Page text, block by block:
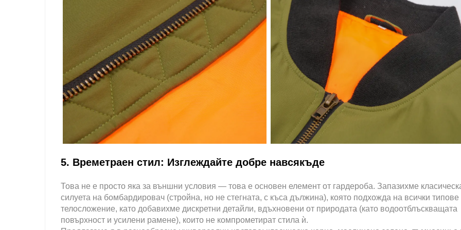
5. Времетраен стил: Изглеждайте добре навсякъде
Това не е просто яка за външни условия — това е основен елемент от гардероба. Запазихме
силуета на бомбардировач (стройна, но не стегната, с къса дължина), която подхожда на всички типове
телосложение, като добавихме дискретни детайли, вдъхновени от природата (като водоотблъскващата
повърхност и усилени рамене), които не компрометират стила ѝ.